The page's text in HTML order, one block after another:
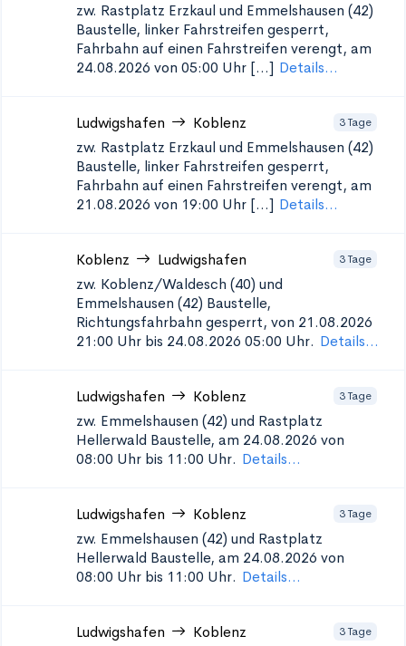
zw. Rastplatz Erzkaul und Emmelshausen (42)
Baustelle, linker Fahrstreifen gesperrt,
Fahrbahn auf einen Fahrstreifen verengt, am
24.08.2026 von 05:00 Uhr [...] Details...
Ludwigshafen Koblenz 3 Tage
zw. Rastplatz Erzkaul und Emmelshausen (42)
Baustelle, linker Fahrstreifen gesperrt,
Fahrbahn auf einen Fahrstreifen verengt, am
21.08.2026 von 19:00 Uhr [...] Details...
Koblenz Ludwigshafen 3 Tage
zw. Koblenz/Waldesch (40) und
Emmelshausen (42) Baustelle,
Richtungsfahrbahn gesperrt, von 21.08.2026
21:00 Uhr bis 24.08.2026 05:00 Uhr. Details...
Ludwigshafen Koblenz 3 Tage
zw. Emmelshausen (42) und Rastplatz
Hellerwald Baustelle, am 24.08.2026 von
08:00 Uhr bis 11:00 Uhr. Details...
Ludwigshafen Koblenz 3 Tage
zw. Emmelshausen (42) und Rastplatz
Hellerwald Baustelle, am 24.08.2026 von
08:00 Uhr bis 11:00 Uhr. Details...
Ludwigshafen Koblenz 3 Tage